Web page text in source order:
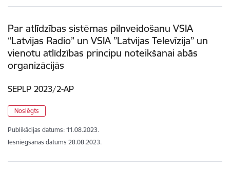
Par atlīdzības sistēmas pilnveidošanu VSIA
“Latvijas Radio” un VSIA ”Latvijas Televīzija” un
vienotu atlīdzības principu noteikšanai abās
organizācijās
SEPLP 2023/2-AP
Noslēgts
Publikācijas datums: 11.08.2023.
Iesniegšanas datums 28.08.2023.